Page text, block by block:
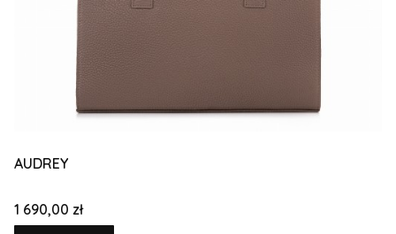
AUDREY
Cena
1 690,00 zł